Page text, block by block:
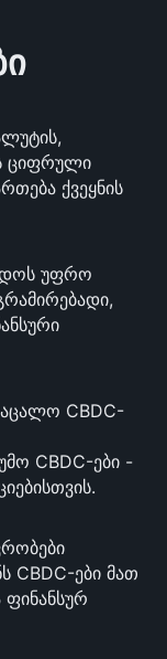
ციფრული
ქვეყნის
უფრო
CBDC-
CBDC-ები -
CBDC-ები მათ
ფინანსურ